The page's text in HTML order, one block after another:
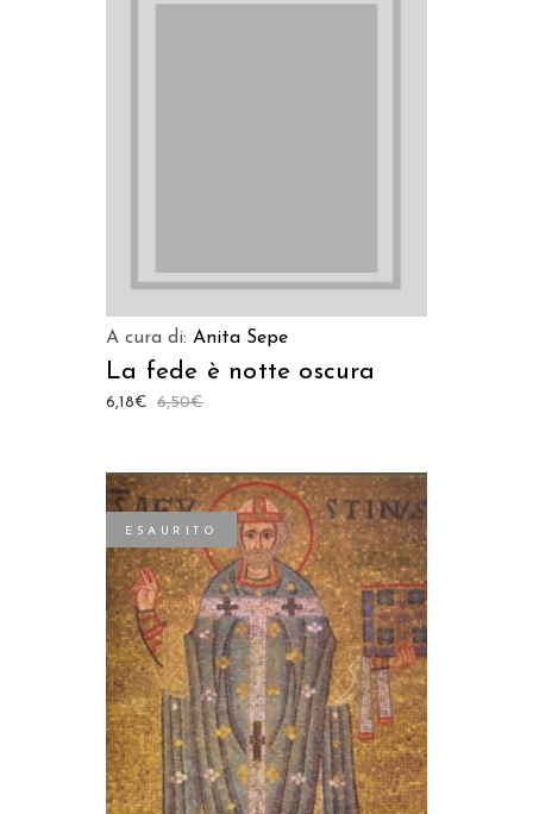
A cura di: Anita Sepe
La fede è notte oscura
6,50€
6,18€
ESAURITO
LEGGI TUTTO